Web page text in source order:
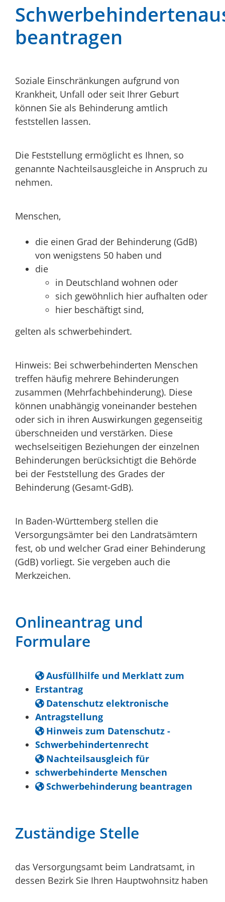
beantragen
Soziale Einschränkungen aufgrund von
Krankheit, Unfall oder seit Ihrer Geburt
können Sie als Behinderung amtlich
feststellen lassen.
Die Feststellung ermöglicht es Ihnen, so
genannte Nachteilsausgleiche in Anspruch zu
nehmen.
Menschen,
die einen Grad der Behinderung (GdB)
von wenigstens 50 haben und
die
in Deutschland wohnen oder
sich gewöhnlich hier aufhalten oder
hier beschäftigt sind,
gelten als schwerbehindert.
Hinweis: Bei schwerbehinderten Menschen
treffen häufig mehrere Behinderungen
zusammen (Mehrfachbehinderung). Diese
können unabhängig voneinander bestehen
oder sich in ihren Auswirkungen gegenseitig
überschneiden und verstärken. Diese
wechselseitigen Beziehungen der einzelnen
Behinderungen berücksichtigt die Behörde
bei der Feststellung des Grades der
Behinderung (Gesamt-GdB).
In Baden-Württemberg stellen die
Versorgungsämter bei den Landratsämtern
fest, ob und welcher Grad einer Behinderung
(GdB) vorliegt. Sie vergeben auch die
Merkzeichen.
Onlineantrag und
Formulare
Ausfüllhilfe und Merklatt zum
Erstantrag
Datenschutz elektronische
Antragstellung
Hinweis zum Datenschutz -
Schwerbehindertenrecht
Nachteilsausgleich für
schwerbehinderte Menschen
Schwerbehinderung beantragen
Zuständige Stelle
das Versorgungsamt beim Landratsamt, in
dessen Bezirk Sie Ihren Hauptwohnsitz haben